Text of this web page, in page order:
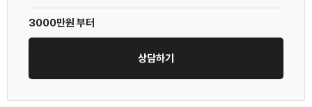
3000만원 부터
상담하기